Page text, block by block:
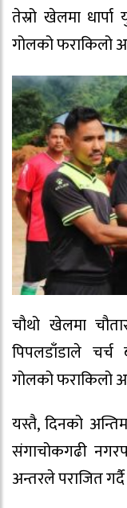
तेस्रो खेलमा
गोलको फराकिलो
चौथो खेलमा
पिपलडाँडाले चर्च
गोलको फराकिलो
यस्तै, दिनको
संगाचोकगढी
अन्तरले पराजित